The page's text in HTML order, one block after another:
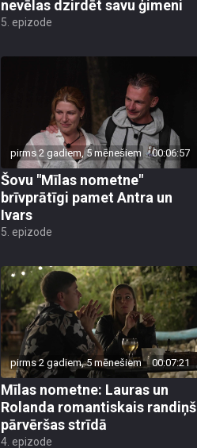
nevēlas dzirdēt savu ģimeni
5. epizode
pirms 2 gadiem, 5 mēnešiem 00:06:57
Šovu "Mīlas nometne"
brīvprātīgi pamet Antra un
Ivars
5. epizode
pirms 2 gadiem, 5 mēnešiem 00:07:21
Mīlas nometne: Lauras un
Rolanda romantiskais randiņš
pārvēršas strīdā
4. epizode